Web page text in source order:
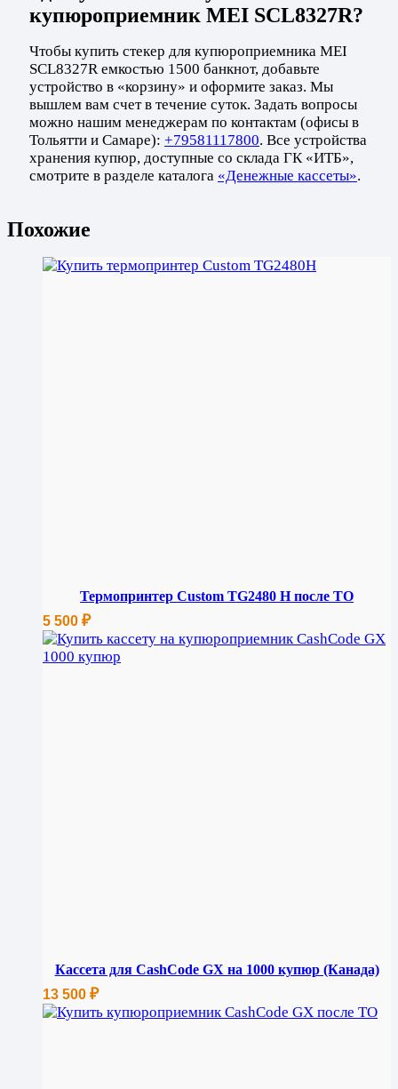
купюроприемник MEI SCL8327R?
Чтобы купить стекер для купюроприемника MEI
SCL8327R емкостью 1500 банкнот, добавьте
устройство в «корзину» и оформите заказ. Мы
вышлем вам счет в течение суток. Задать вопросы
можно нашим менеджерам по контактам (офисы в
Тольятти и Самаре): +79581117800. Все устройства
хранения купюр, доступные со склада ГК «ИТБ»,
смотрите в разделе каталога «Денежные кассеты».
Похожие
Термопринтер Custom TG2480 H после ТО
5 500 ₽
Кассета для CashCode GX на 1000 купюр (Канада)
13 500 ₽